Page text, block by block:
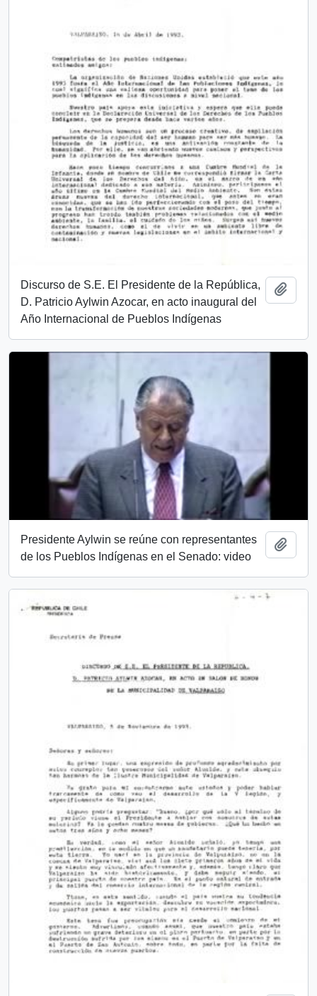
Discurso de S.E. El Presidente de la República,
D. Patricio Aylwin Azocar, en acto inaugural del
Año Internacional de Pueblos Indígenas
Presidente Aylwin se reúne con representantes
de los Pueblos Indígenas en el Senado: video